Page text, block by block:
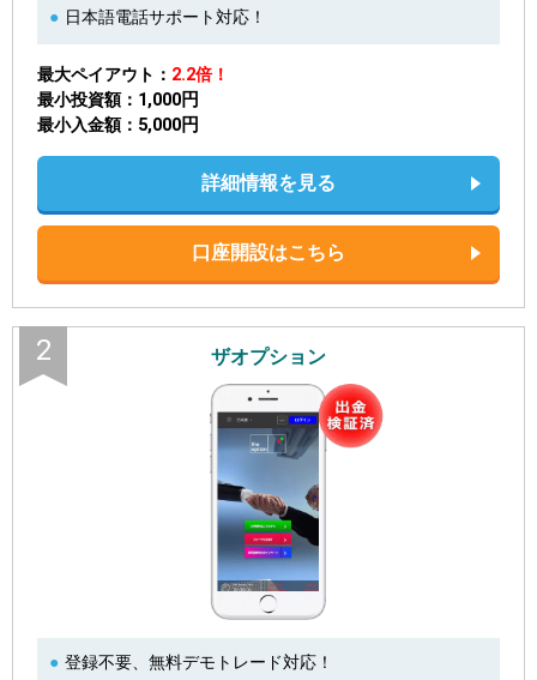
日本語電話サポート対応！
最大ペイアウト
2.2倍！
最小投資額
1,000円
最小入金額 5,000円
詳細情報を見る
口座開設はこちら
2 ザオプション
登録不要、無料デモトレード対応！